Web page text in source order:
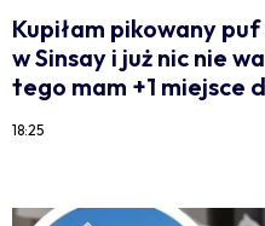
Kupiłam pikowany puf
w Sinsay i już nic nie
tego mam +1 miejsce
18:25